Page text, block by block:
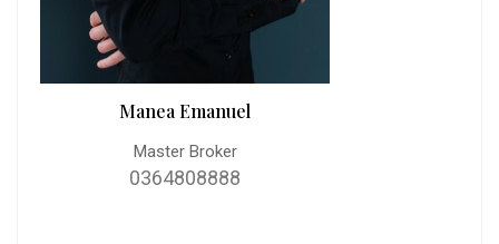
Manea Emanuel
Master Broker
0364808888